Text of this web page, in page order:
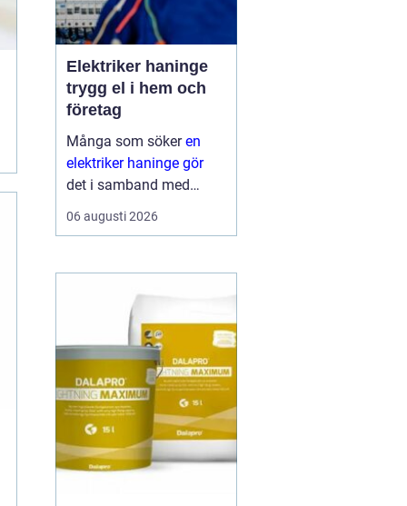
Elektriker haninge
trygg el i hem och
företag
Många som sökeren
elektriker haninge gör
det i samband med
renovering,
nybyggnation eller när
fungera. El är en
självklar del av
vardagen, men samtidigt
ett område där sm...
06 augusti 2026